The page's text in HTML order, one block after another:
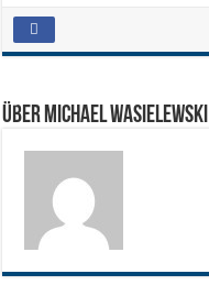
Über Michael Wasielewski